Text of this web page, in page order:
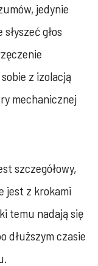
jedynie
głos
z izolacją
mechanicznej
szczegółowy,
jest z krokami
temu nadają się
dłuższym czasie